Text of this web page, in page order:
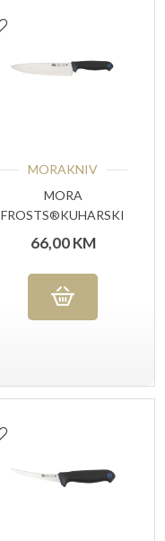
MORAKNIV
MORA
FROSTS®KUHARSKI
NOŽ 4216 PG
66,00KM